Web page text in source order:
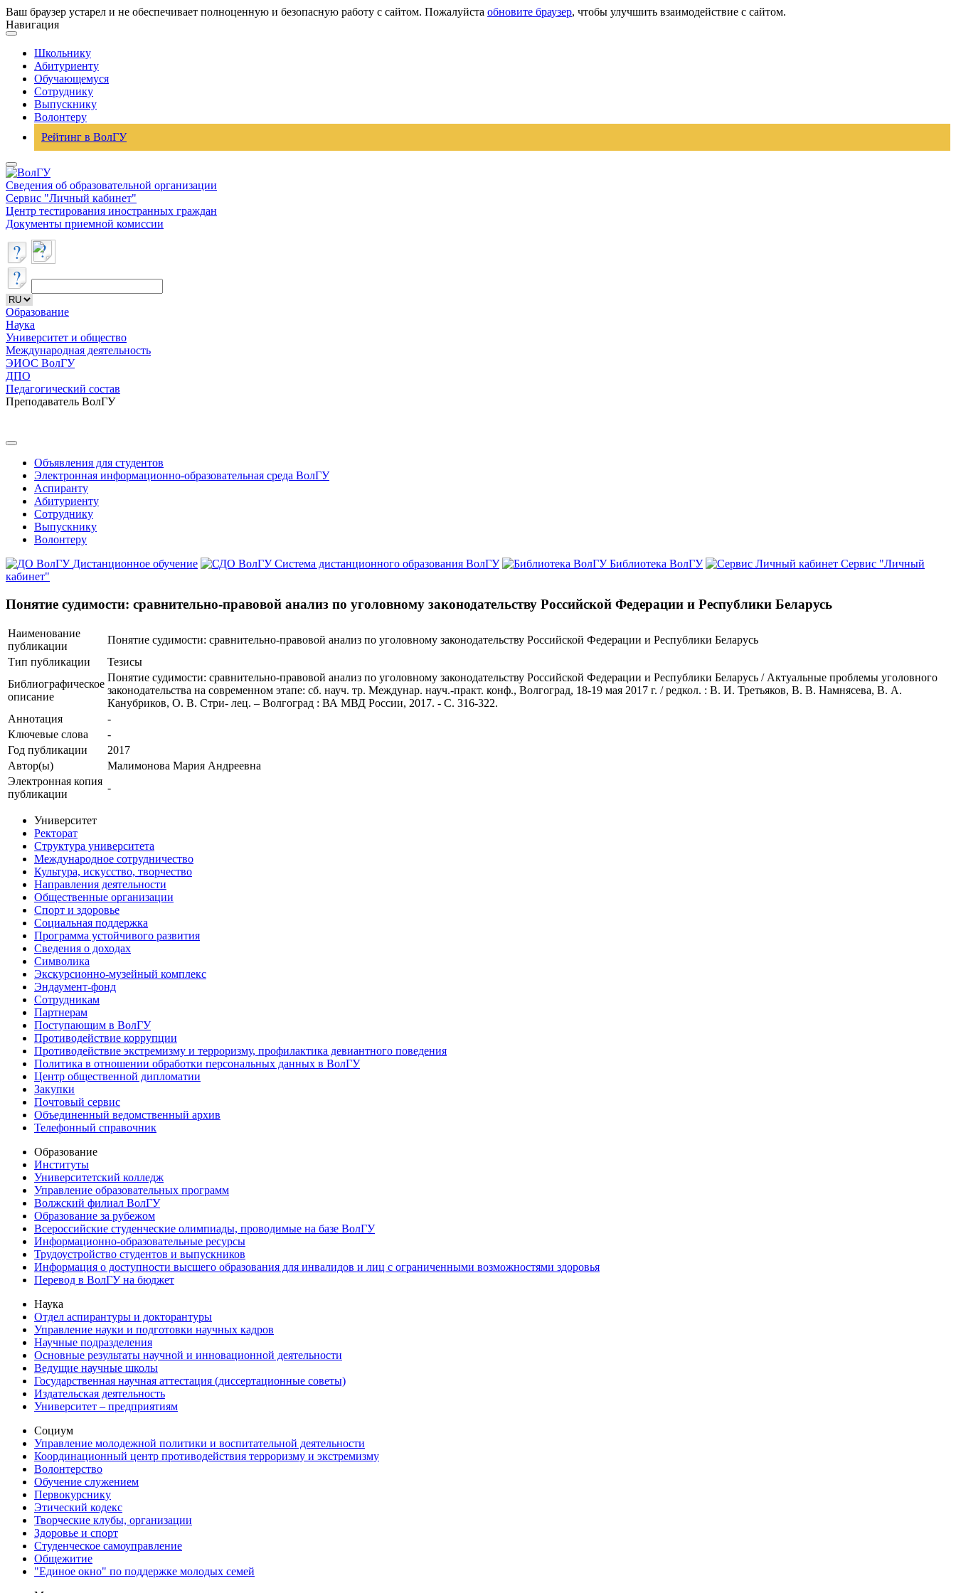
Ваш браузер устарел и не обеспечивает полноценную и безопасную работу с сайтом. Пожалуйста обновите браузер, чтобы улучшить взаимодействие с сайтом.
Навигация
Школьнику
Абитуриенту
Обучающемуся
Сотруднику
Выпускнику
Волонтеру
Рейтинг в ВолГУ
Сведения об образовательной организации
Сервис "Личный кабинет"
Центр тестирования иностранных граждан
Документы приемной комиссии
Образование
Наука
Университет и общество
Международная деятельность
ЭИОС ВолГУ
ДПО
Педагогический состав
Преподаватель ВолГУ
Объявления для студентов
Электронная информационно-образовательная среда ВолГУ
Аспиранту
Абитуриенту
Сотруднику
Выпускнику
Волонтеру
Дистанционное обучение
Система дистанционного образования ВолГУ Библиотека ВолГУ
Сервис "Личный
кабинет"
Понятие судимости: сравнительно-правовой анализ по уголовному законодательству Российской Федерации и Республики Беларусь
Наименование
публикации
Понятие судимости: сравнительно-правовой анализ по уголовному законодательству Российской Федерации и Республики Беларусь
Тип публикации
Тезисы
Библиографическое
описание
Понятие судимости: сравнительно-правовой анализ по уголовному законодательству Российской Федерации и Республики Беларусь / Актуальные проблемы уголовного
законодательства на современном этапе: сб. науч. тр. Междунар. науч.-практ. конф., Волгоград, 18-19 мая 2017 г. / редкол. : В. И. Третьяков, В. В. Намнясева, В. А.
Канубриков, О. В. Стри- лец. – Волгоград : ВА МВД России, 2017. - С. 316-322.
Аннотация
-
Ключевые cлова
-
Год публикации
2017
Автор(ы)
Малимонова Мария Андреевна
Электронная копия
публикации
-
Университет
Ректорат
Структура университета
Международное сотрудничество
Культура, искусство, творчество
Направления деятельности
Общественные организации
Спорт и здоровье
Социальная поддержка
Программа устойчивого развития
Сведения о доходах
Символика
Экскурсионно-музейный комплекс
Эндаумент-фонд
Сотрудникам
Партнерам
Поступающим в ВолГУ
Противодействие коррупции
Противодействие экстремизму и терроризму, профилактика девиантного поведения
Политика в отношении обработки персональных данных в ВолГУ
Центр общественной дипломатии
Закупки
Почтовый сервис
Объединенный ведомственный архив
Телефонный справочник
Образование
Институты
Университетский колледж
Управление образовательных программ
Волжский филиал ВолГУ
Образование за рубежом
Всероссийские студенческие олимпиады, проводимые на базе ВолГУ
Информационно-образовательные ресурсы
Трудоустройство студентов и выпускников
Информация о доступности высшего образования для инвалидов и лиц с ограниченными возможностями здоровья
Перевод в ВолГУ на бюджет
Наука
Отдел аспирантуры и докторантуры
Управление науки и подготовки научных кадров
Научные подразделения
Основные результаты научной и инновационной деятельности
Ведущие научные школы
Государственная научная аттестация (диссертационные советы)
Издательская деятельность
Университет – предприятиям
Социум
Управление молодежной политики и воспитательной деятельности
Координационный центр противодействия терроризму и экстремизму
Волонтерство
Обучение служением
Первокурснику
Этический кодекс
Творческие клубы, организации
Здоровье и спорт
Студенческое самоуправление
Общежитие
"Единое окно" по поддержке молодых семей